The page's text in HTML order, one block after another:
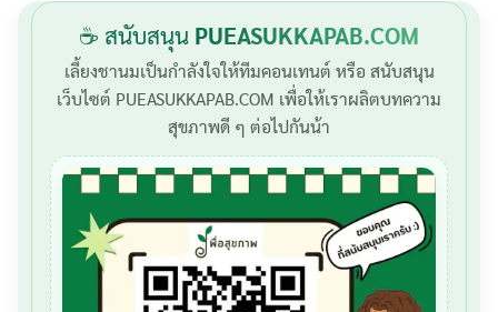
☕ สนับสนุน PUEASUKKAPAB.COM
เลี้ยงชานมเป็นกำลังใจให้ทีมคอนเทนต์ หรือ สนับสนุน
เว็บไซต์ PUEASUKKAPAB.COM เพื่อให้เราผลิตบทความ
สุขภาพดี ๆ ต่อไปกันน้า